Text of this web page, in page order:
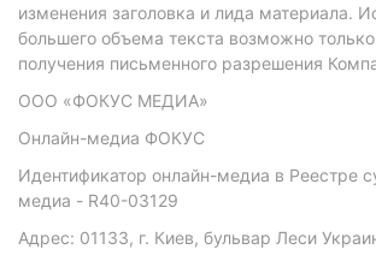
изменения заголовка и лида материала.
большего объема текста возможно
получения письменного разрешения
ООО «ФОКУС МЕДИА»
Онлайн-медиа ФОКУС
Идентификатор онлайн-медиа в Реестре
медиа - R40-03129
Адрес: 01133, г. Киев, бульвар Леси